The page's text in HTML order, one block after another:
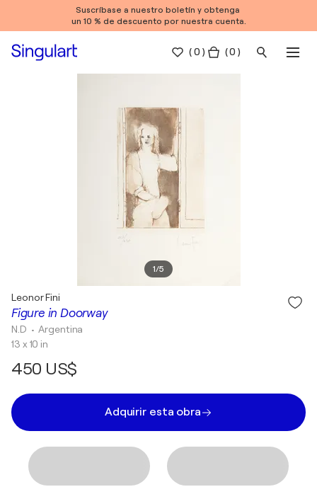
Suscríbase a nuestro boletín y obtenga
un 10 % de descuento por nuestra cuenta.
(0 ) ( 0 )
1/5
Figure in Doorway
Leonor Fini
N.D • Argentina
13 x 10 in
450 US$
Adquirir esta obra